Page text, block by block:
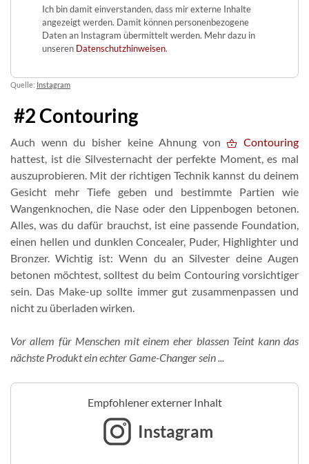
Ich bin damit einverstanden, dass mir externe Inhalte
angezeigt werden. Damit können personenbezogene
Daten an Instagram übermittelt werden. Mehr dazu in
unseren Datenschutzhinweisen.
Quelle: Instagram
#2 Contouring
Auch wenn du bisher keine Ahnung von
Contouring
hattest, ist die Silvesternacht der perfekte Moment, es mal
auszuprobieren. Mit der richtigen Technik kannst du deinem
Gesicht mehr Tiefe geben und bestimmte Partien wie
Wangenknochen, die Nase oder den Lippenbogen betonen.
Alles, was du dafür brauchst, ist eine passende Foundation,
einen hellen und dunklen Concealer, Puder, Highlighter und
Bronzer. Wichtig ist: Wenn du an Silvester deine Augen
betonen möchtest, solltest du beim Contouring vorsichtiger
sein. Das Make-up sollte immer gut zusammenpassen und
nicht zu überladen wirken.
Vor allem für Menschen mit einem eher blassen Teint kann das
nächste Produkt ein echter Game-Changer sein ...
Empfohlener externer Inhalt
Instagram